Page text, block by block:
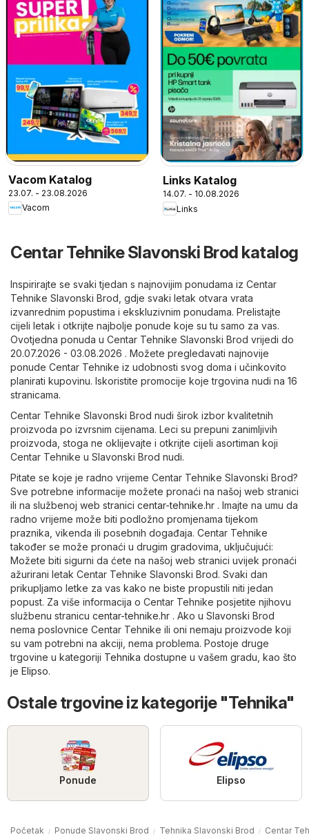
Vacom Katalog
23.07. - 23.08.2026
Vacom
Links Katalog
14.07. - 10.08.2026
Links
Centar Tehnike Slavonski Brod katalog
Inspirirajte se svaki tjedan s najnovijim ponudama iz Centar
Tehnike Slavonski Brod, gdje svaki letak otvara vrata
izvanrednim popustima i ekskluzivnim ponudama. Prelistajte
cijeli letak i otkrijte najbolje ponude koje su tu samo za vas.
Ovotjedna ponuda u Centar Tehnike Slavonski Brod vrijedi do
20.07.2026 - 03.08.2026 . Možete pregledavati najnovije
ponude Centar Tehnike iz udobnosti svog doma i učinkovito
planirati kupovinu. Iskoristite promocije koje trgovina nudi na 16
stranicama.
Centar Tehnike Slavonski Brod nudi širok izbor kvalitetnih
proizvoda po izvrsnim cijenama. Leci su prepuni zanimljivih
proizvoda, stoga ne oklijevajte i otkrijte cijeli asortiman koji
Centar Tehnike u Slavonski Brod nudi.
Pitate se koje je radno vrijeme Centar Tehnike Slavonski Brod?
Sve potrebne informacije možete pronaći na našoj web stranici
ili na službenoj web stranici centar-tehnike.hr . Imajte na umu da
radno vrijeme može biti podložno promjenama tijekom
praznika, vikenda ili posebnih događaja. Centar Tehnike
također se može pronaći u drugim gradovima, uključujući:
Možete biti sigurni da ćete na našoj web stranici uvijek pronaći
ažurirani letak Centar Tehnike Slavonski Brod. Svaki dan
prikupljamo letke za vas kako ne biste propustili niti jedan
popust. Za više informacija o Centar Tehnike posjetite njihovu
službenu stranicu centar-tehnike.hr . Ako u Slavonski Brod
nema poslovnice Centar Tehnike ili oni nemaju proizvode koji
su vam potrebni na akciji, nema problema. Postoje druge
trgovine u kategoriji Tehnika dostupne u vašem gradu, kao što
je Elipso.
Ostale trgovine iz kategorije "Tehnika"
Ponude Elipso
Početak Ponude Slavonski Brod Tehnika Slavonski Brod Centar